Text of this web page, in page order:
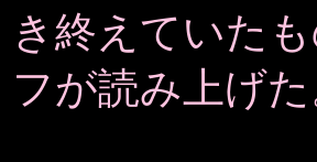
き終えていた
フが読み上げた